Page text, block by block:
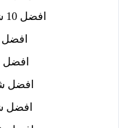
افضل 10 شركات تنظيف المنازل
افضل
افضل